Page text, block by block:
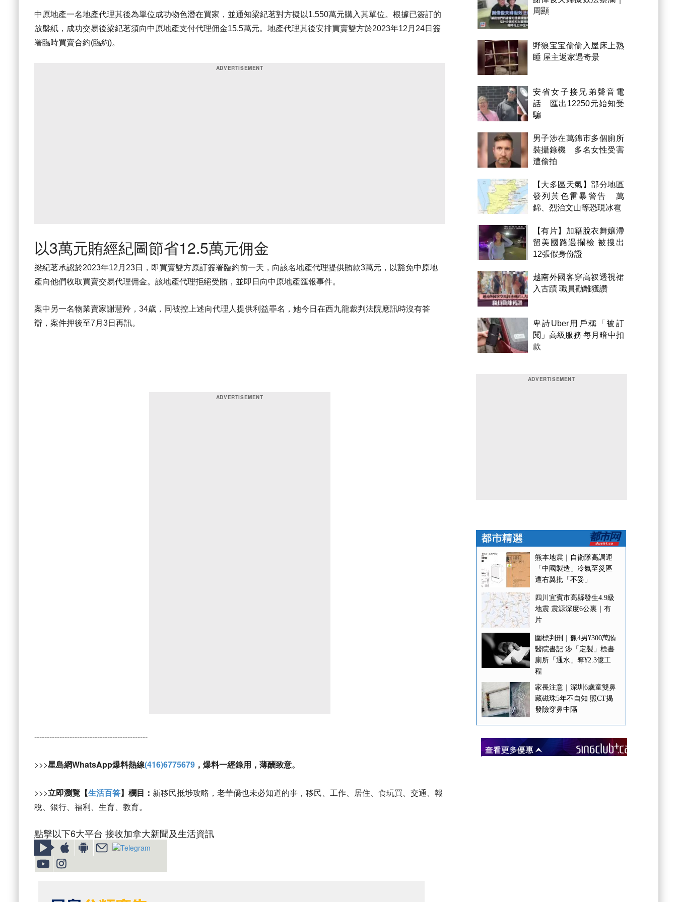
中原地產一名地產代理其後為單位成功物色潛在買家，並通知梁紀茗對方擬以1,550萬元購入其單位。根據已簽訂的
放盤紙，成功交易後梁紀茗須向中原地產支付代理佣金15.5萬元。地產代理其後安排買賣雙方於2023年12月24日簽
署臨時買賣合約(臨約)。
以3萬元賄經紀圖節省12.5萬元佣金
梁紀茗承認於2023年12月23日，即買賣雙方原訂簽署臨約前一天，向該名地產代理提供賄款3萬元，以豁免中原地
產向他們收取買賣交易代理佣金。該地產代理拒絕受賄，並即日向中原地產匯報事件。
案中另一名物業賣家謝慧羚，34歲，同被控上述向代理人提供利益罪名，她今日在西九龍裁判法院應訊時沒有答
辯，案件押後至7月3日再訊。
---------------------------------------------
>>>星島網WhatsApp爆料熱線(416)6775679 ，爆料一經錄用，薄酬致意。
>>>立即瀏覽【生活百答】欄目： 新移民抵埗攻略，老華僑也未必知道的事，移民、工作、居住、食玩買、交通、報
稅、銀行、福利、生育、教育。
點擊以下6大平台 接收加拿大新聞及生活資訊
周顯
野狼宝宝偷偷入屋床上熟
睡 屋主返家遇奇景
安省女子接兄弟聲音電
話 匯出12250元始知受
騙
男子涉在萬錦市多個廁所
裝攝錄機 多名女性受害
遭偷拍
【大多區天氣】部分地區
發列黃色雷暴警告 萬
錦、烈治文山等恐現冰雹
【有片】加籍脫衣舞孃滯
留美國路遇攔檢 被搜出
12張假身份證
越南外國客穿高衩透視裙
入古蹟 職員勸離獲讚
卑詩Uber用戶稱「被訂
閱」高級服務 每月暗中扣
款